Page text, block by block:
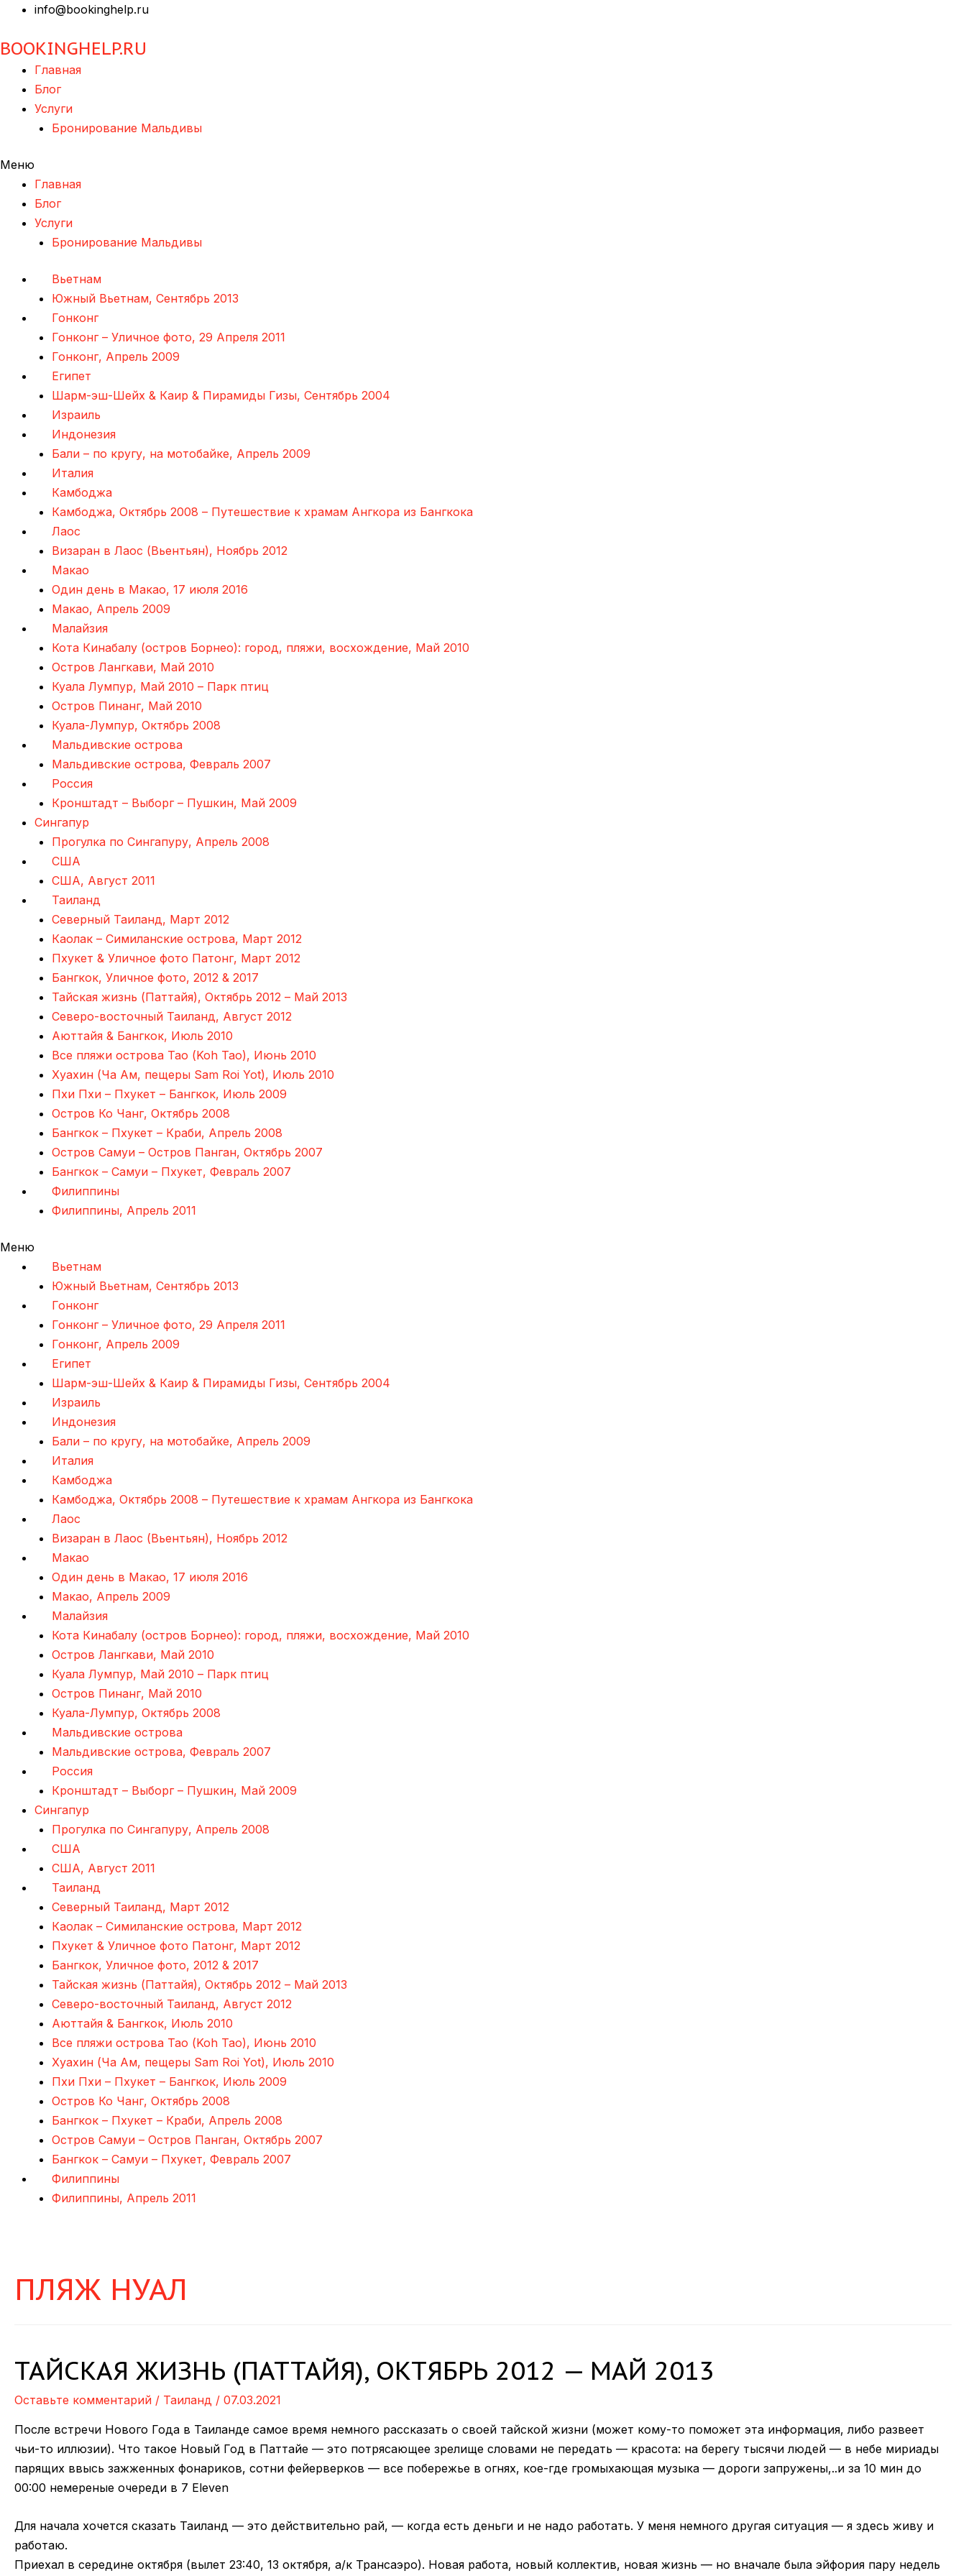
info@bookinghelp.ru
BOOKINGHELP.RU
Главная
Блог
Услуги
Бронирование Мальдивы
Меню
Главная
Блог
Услуги
Бронирование Мальдивы
Вьетнам
Южный Вьетнам, Сентябрь 2013
Гонконг
Гонконг – Уличное фото, 29 Апреля 2011
Гонконг, Апрель 2009
Египет
Шарм-эш-Шейх & Каир & Пирамиды Гизы, Сентябрь 2004
Израиль
Индонезия
Бали – по кругу, на мотобайке, Апрель 2009
Италия
Камбоджа
Камбоджа, Октябрь 2008 – Путешествие к храмам Ангкора из Бангкока
Лаос
Визаран в Лаос (Вьентьян), Ноябрь 2012
Макао
Один день в Макао, 17 июля 2016
Макао, Апрель 2009
Малайзия
Кота Кинабалу (остров Борнео): город, пляжи, восхождение, Май 2010
Остров Лангкави, Май 2010
Куала Лумпур, Май 2010 – Парк птиц
Остров Пинанг, Май 2010
Куала-Лумпур, Октябрь 2008
Мальдивские острова
Мальдивские острова, Февраль 2007
Россия
Кронштадт – Выборг – Пушкин, Май 2009
Сингапур
Прогулка по Сингапуру, Апрель 2008
США
США, Август 2011
Таиланд
Северный Таиланд, Март 2012
Каолак – Симиланские острова, Март 2012
Пхукет & Уличное фото Патонг, Март 2012
Бангкок, Уличное фото, 2012 & 2017
Тайская жизнь (Паттайя), Октябрь 2012 – Май 2013
Северо-восточный Таиланд, Август 2012
Аюттайя & Бангкок, Июль 2010
Все пляжи острова Тао (Koh Tao), Июнь 2010
Хуахин (Ча Ам, пещеры Sam Roi Yot), Июль 2010
Пхи Пхи – Пхукет – Бангкок, Июль 2009
Остров Ко Чанг, Октябрь 2008
Бангкок – Пхукет – Краби, Апрель 2008
Остров Самуи – Остров Панган, Октябрь 2007
Бангкок – Самуи – Пхукет, Февраль 2007
Филиппины
Филиппины, Апрель 2011
Меню
Вьетнам
Южный Вьетнам, Сентябрь 2013
Гонконг
Гонконг – Уличное фото, 29 Апреля 2011
Гонконг, Апрель 2009
Египет
Шарм-эш-Шейх & Каир & Пирамиды Гизы, Сентябрь 2004
Израиль
Индонезия
Бали – по кругу, на мотобайке, Апрель 2009
Италия
Камбоджа
Камбоджа, Октябрь 2008 – Путешествие к храмам Ангкора из Бангкока
Лаос
Визаран в Лаос (Вьентьян), Ноябрь 2012
Макао
Один день в Макао, 17 июля 2016
Макао, Апрель 2009
Малайзия
Кота Кинабалу (остров Борнео): город, пляжи, восхождение, Май 2010
Остров Лангкави, Май 2010
Куала Лумпур, Май 2010 – Парк птиц
Остров Пинанг, Май 2010
Куала-Лумпур, Октябрь 2008
Мальдивские острова
Мальдивские острова, Февраль 2007
Россия
Кронштадт – Выборг – Пушкин, Май 2009
Сингапур
Прогулка по Сингапуру, Апрель 2008
США
США, Август 2011
Таиланд
Северный Таиланд, Март 2012
Каолак – Симиланские острова, Март 2012
Пхукет & Уличное фото Патонг, Март 2012
Бангкок, Уличное фото, 2012 & 2017
Тайская жизнь (Паттайя), Октябрь 2012 – Май 2013
Северо-восточный Таиланд, Август 2012
Аюттайя & Бангкок, Июль 2010
Все пляжи острова Тао (Koh Tao), Июнь 2010
Хуахин (Ча Ам, пещеры Sam Roi Yot), Июль 2010
Пхи Пхи – Пхукет – Бангкок, Июль 2009
Остров Ко Чанг, Октябрь 2008
Бангкок – Пхукет – Краби, Апрель 2008
Остров Самуи – Остров Панган, Октябрь 2007
Бангкок – Самуи – Пхукет, Февраль 2007
Филиппины
Филиппины, Апрель 2011
ПЛЯЖ НУАЛ
ТАЙСКАЯ ЖИЗНЬ (ПАТТАЙЯ), ОКТЯБРЬ 2012 — МАЙ 2013
Оставьте комментарий / Таиланд / 07.03.2021
После встречи Нового Года в Таиланде самое время немного рассказать о своей тайской жизни (может кому-то поможет эта информация, либо развеет
чьи-то иллюзии). Что такое Новый Год в Паттайе — это потрясающее зрелище словами не передать — красота: на берегу тысячи людей — в небе мириады
парящих ввысь зажженных фонариков, сотни фейерверков — все побережье в огнях, кое-где громыхающая музыка — дороги запружены,..и за 10 мин до
00:00 немереные очереди в 7 Eleven
Для начала хочется сказать Таиланд — это действительно рай, — когда есть деньги и не надо работать. У меня немного другая ситуация — я здесь живу и
работаю.
Приехал в середине октября (вылет 23:40, 13 октября, а/к Трансаэро). Новая работа, новый коллектив, новая жизнь — но вначале была эйфория пару недель